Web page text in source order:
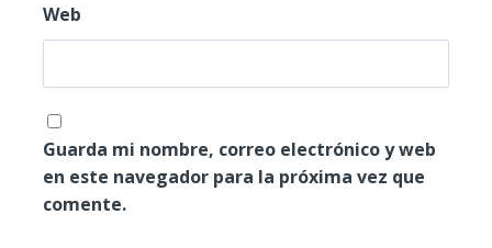
Web
Guarda mi nombre, correo electrónico y web
en este navegador para la próxima vez que
comente.